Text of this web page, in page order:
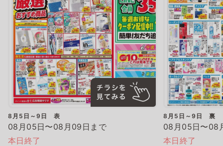
8月5日～9日 表
08月05日〜08月09日まで
本日終了
8月5日～9日 裏
08月05日〜08
本日終了